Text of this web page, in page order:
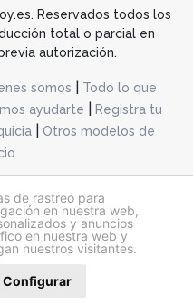
de rastreo para
en nuestra web,
y anuncios
en nuestra web y
nuestros visitantes.
Configurar
Reservados todos los
total o parcial en
autorización.
somos
Todo lo que
ayudarte
Registra tu
|
Otros modelos de
de cookies|Política de privacidad